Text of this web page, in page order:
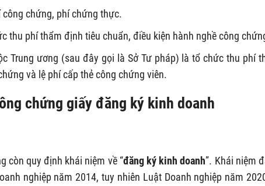
chứng, phí chứng thực.
thu phí thẩm định tiêu chuẩn, điều kiện hành nghề công
Trung ương (sau đây gọi là Sở Tư pháp) là tổ chức thu phí
và lệ phí cấp thẻ công chứng viên.
chứng giấy đăng ký kinh doanh
còn quy định khái niệm về “đăng ký kinh doanh”. Khái niệm
nghiệp năm 2014, tuy nhiên Luật Doanh nghiệp năm